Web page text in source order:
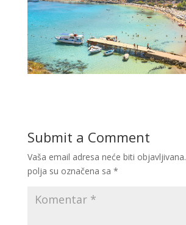
Submit a Comment
Vaša email adresa neće biti objavljivana.
polja su označena sa *